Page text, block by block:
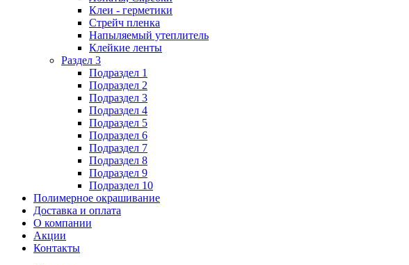
Клеи - герметики
Стрейч пленка
Напыляемый утеплитель
Клейкие ленты
Раздел 3
Подраздел 1
Подраздел 2
Подраздел 3
Подраздел 4
Подраздел 5
Подраздел 6
Подраздел 7
Подраздел 8
Подраздел 9
Подраздел 10
Полимерное окрашивание
Доставка и оплата
О компании
Акции
Контакты